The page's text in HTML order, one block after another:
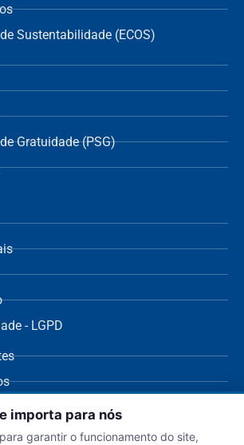
Sustentabilidade (ECOS)
Gratuidade (PSG)
- LGPD
importa para nós
garantir o funcionamento do site,